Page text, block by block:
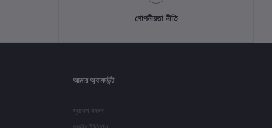
গোপনীয়তা নীতি
আমার অ্যাকাউন্ট
প্রবেশ করুন